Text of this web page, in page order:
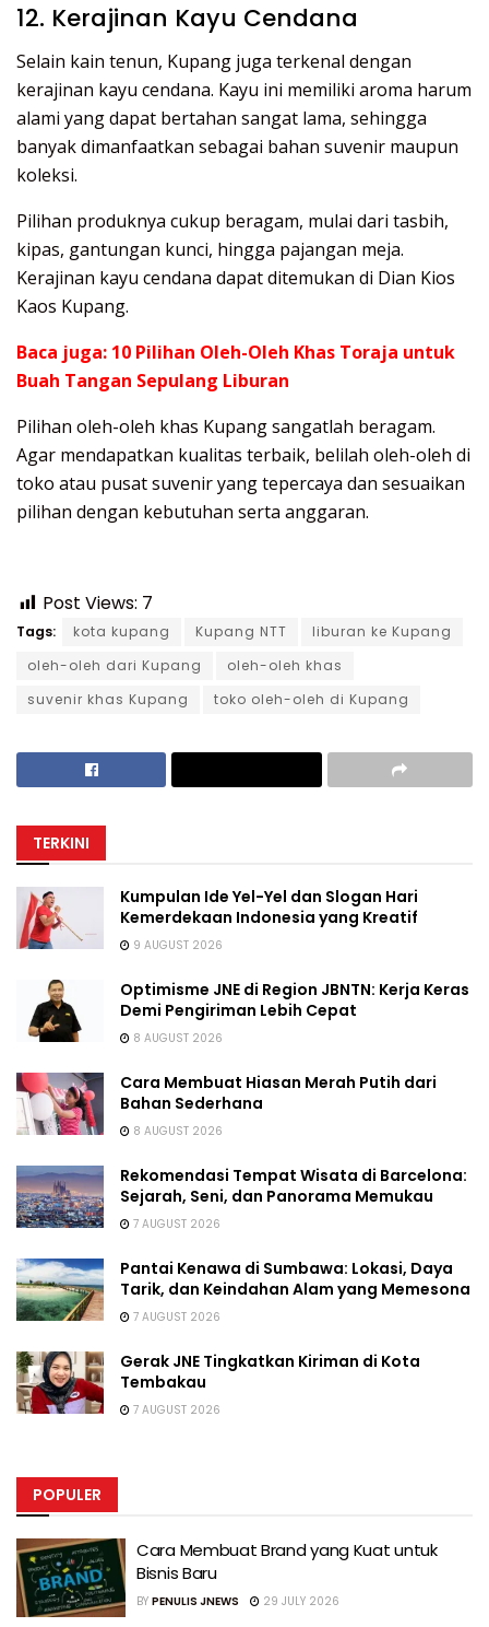
12. Kerajinan Kayu Cendana
Selain kain tenun, Kupang juga terkenal dengan
kerajinan kayu cendana. Kayu ini memiliki aroma harum
alami yang dapat bertahan sangat lama, sehingga
banyak dimanfaatkan sebagai bahan suvenir maupun
koleksi.
Pilihan produknya cukup beragam, mulai dari tasbih,
kipas, gantungan kunci, hingga pajangan meja.
Kerajinan kayu cendana dapat ditemukan di Dian Kios
Kaos Kupang.
Baca juga: 10 Pilihan Oleh-Oleh Khas Toraja untuk
Buah Tangan Sepulang Liburan
Pilihan oleh-oleh khas Kupang sangatlah beragam.
Agar mendapatkan kualitas terbaik, belilah oleh-oleh di
toko atau pusat suvenir yang tepercaya dan sesuaikan
pilihan dengan kebutuhan serta anggaran.
Post Views: 7
Tags: kota kupang Kupang NTT
liburan ke Kupang
oleh-oleh dari Kupang
oleh-oleh khas
suvenir khas Kupang
toko oleh-oleh di Kupang
TERKINI
Kumpulan Ide Yel-Yel dan Slogan Hari
Kemerdekaan Indonesia yang Kreatif
9 AUGUST 2026
Optimisme JNE di Region JBNTN: Kerja Keras
Demi Pengiriman Lebih Cepat
8 AUGUST 2026
Cara Membuat Hiasan Merah Putih dari
Bahan Sederhana
8 AUGUST 2026
Rekomendasi Tempat Wisata di Barcelona:
Sejarah, Seni, dan Panorama Memukau
7 AUGUST 2026
Pantai Kenawa di Sumbawa: Lokasi, Daya
Tarik, dan Keindahan Alam yang Memesona
7 AUGUST 2026
Gerak JNE Tingkatkan Kiriman di Kota
Tembakau
7 AUGUST 2026
POPULER
Cara Membuat Brand yang Kuat untuk
Bisnis Baru
BY PENULIS JNEWS 29 JULY 2026